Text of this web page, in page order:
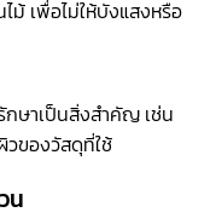
ม้ เพื่อไม่ให้บังแสงหรือ
กษาเป็นสิ่งสำคัญ เช่น
ของวัสดุที่ใช้
น